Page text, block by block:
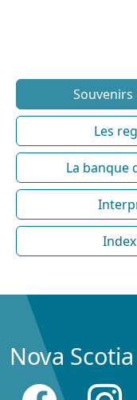
Les
La banque
Nova